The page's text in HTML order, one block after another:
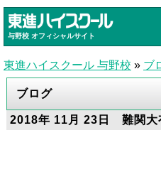
与野校 オフィシャルサイト
東進ハイスクール 与野校 » ブ
ブログ
2018年 11月 23日 難関大